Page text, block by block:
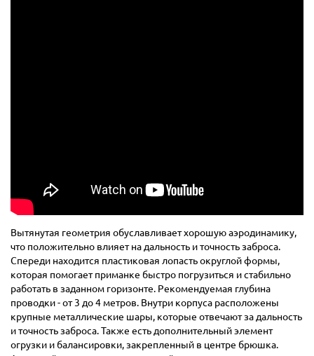
Вытянутая геометрия обуславливает хорошую аэродинамику,
что положительно влияет на дальность и точность заброса.
Спереди находится пластиковая лопасть округлой формы,
которая помогает приманке быстро погрузиться и стабильно
работать в заданном горизонте. Рекомендуемая глубина
проводки - от 3 до 4 метров. Внутри корпуса расположены
крупные металлические шары, которые отвечают за дальность
и точность заброса. Также есть дополнительный элемент
огрузки и балансировки, закрепленный в центре брюшка.